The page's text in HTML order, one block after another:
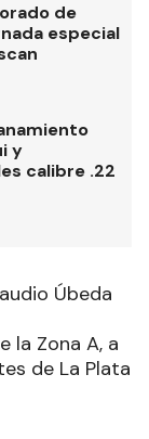
de
especial
y
calibre .22
Úbeda
la Zona A, a
de La Plata